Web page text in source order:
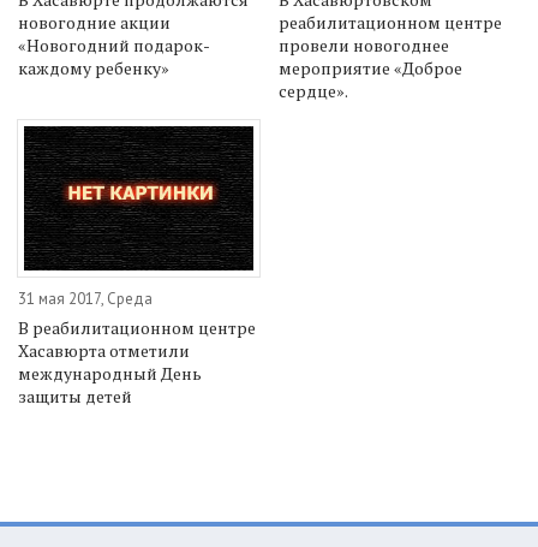
новогодние акции
«Новогодний подарок-
каждому ребенку»
реабилитационном центре
провели новогоднее
мероприятие «Доброе
сердце».
31 мая 2017, Среда
В реабилитационном центре
Хасавюрта отметили
международный День
защиты детей